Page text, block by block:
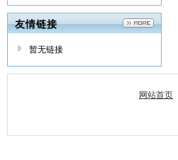
友情链接
暂无链接
网站首页